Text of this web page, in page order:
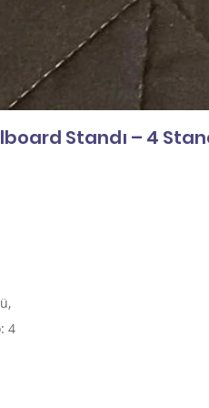
Standı – 4
4